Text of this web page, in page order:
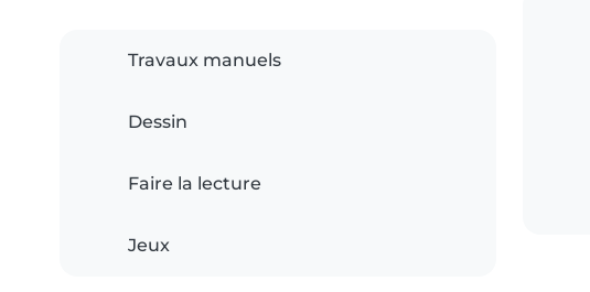
Travaux manuels
Dessin
Faire la lecture
Jeux